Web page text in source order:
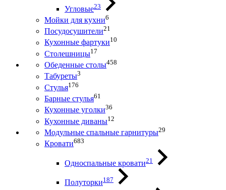
Угловые23
Мойки для кухни6
Посудосушители21
Кухонные фартуки10
Столешницы17
Обеденные столы458
Табуреты3
Стулья176
Барные стулья61
Кухонные уголки36
Кухонные диваны12
Модульные спальные гарнитуры29
Кровати683
Односпальные кровати21
Полуторки187